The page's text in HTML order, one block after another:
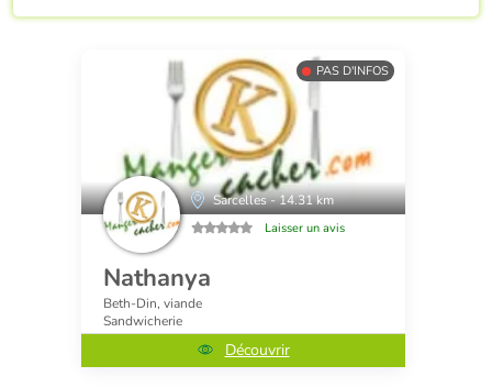
PAS D'INFOS
Sarcelles - 14.31 km
Laisser un avis
Nathanya
Beth-Din, viande
Sandwicherie
Découvrir